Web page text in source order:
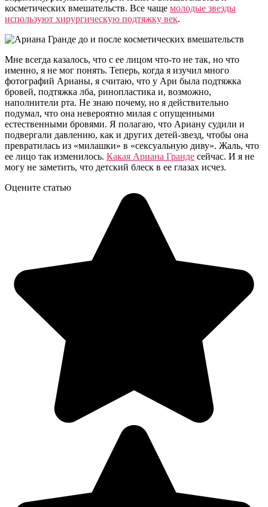
косметических вмешательств. Все чаще молодые звезды
используют хирургическую подтяжку век.
Мне всегда казалось, что с ее лицом что-то не так, но что
именно, я не мог понять. Теперь, когда я изучил много
фотографий Арианы, я считаю, что у Ари была подтяжка
бровей, подтяжка лба, ринопластика и, возможно,
наполнители рта. Не знаю почему, но я действительно
подумал, что она невероятно милая с опущенными
естественными бровями. Я полагаю, что Ариану судили и
подвергали давлению, как и других детей-звезд, чтобы она
превратилась из «милашки» в «сексуальную диву». Жаль, что
ее лицо так изменилось. Какая Ариана Гранде сейчас. И я не
могу не заметить, что детский блеск в ее глазах исчез.
Оцените статью